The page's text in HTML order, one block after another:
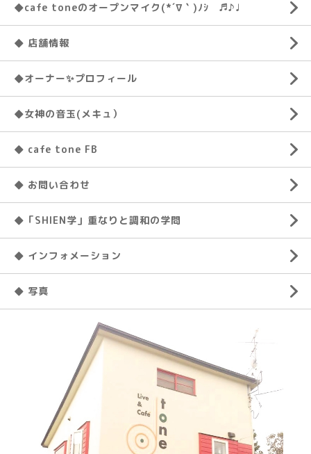
◆cafe toneのオープンマイク(*´∇｀)ﾉｼ ♬♪♩
◆ 店舗情報
◆オーナー✨プロフィール
◆女神の音玉(メキュ）
◆ cafe tone FB
◆ お問い合わせ
◆「SHIEN学」重なりと調和の学問
◆ インフォメーション
◆ 写真